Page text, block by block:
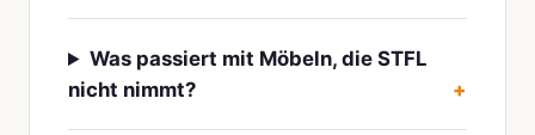
Was passiert mit Möbeln, die STFL
nicht nimmt?